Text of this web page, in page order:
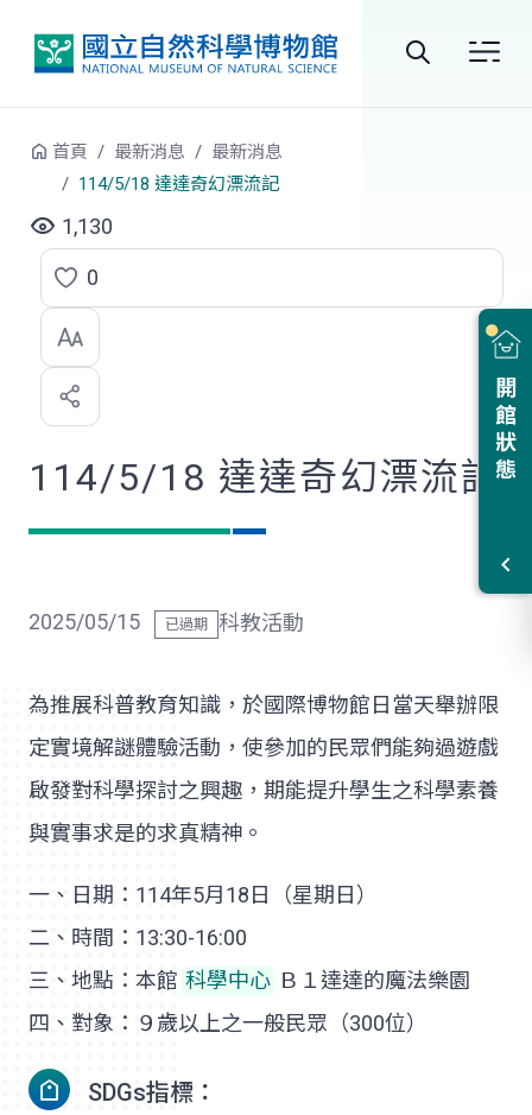
開館狀態
首頁 最新消息
最新消息
114/5/18 達達奇幻漂流記
1,130
點
選
喜
歡
0
114/5/18 達達奇幻漂流記
2025/05/15 科教活動
為推展科普教育知識，於國際博物館日當天舉辦限
定實境解謎體驗活動，使參加的民眾們能夠過遊戲
啟發對科學探討之興趣，期能提升學生之科學素養
與實事求是的求真精神。
一、日期：114年5月18日（星期日）
二、時間：13:30-16:00
三、地點：本館 科學中心 Ｂ１達達的魔法樂園
四、對象：９歲以上之一般民眾（300位）
SDGs指標：